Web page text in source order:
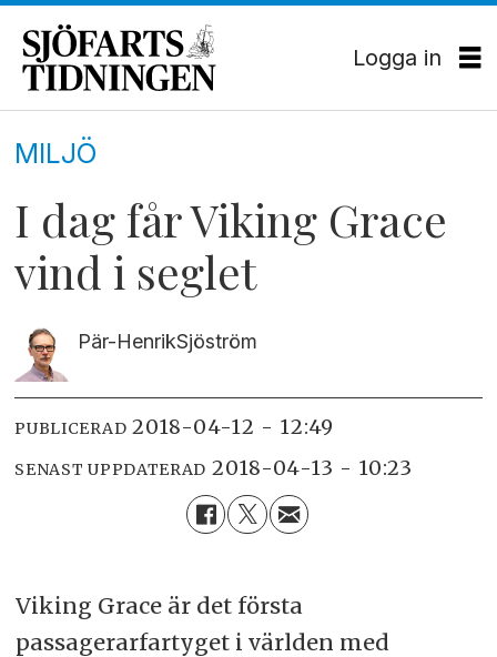
Logga in
MILJÖ
I dag får Viking Grace
vind i seglet
Pär-HenrikSjöström
PUBLICERAD 2018-04-12 - 12:49
SENAST UPPDATERAD 2018-04-13 - 10:23
Viking Grace är det första
passagerarfartyget i världen med